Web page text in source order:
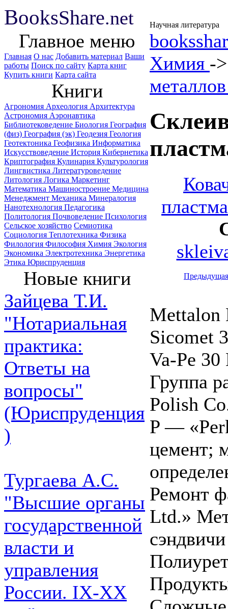
BooksShare.net Научная литература
Главное меню
Главная О нас Добавить материал Ваши
работы Поиск по сайту Карта книг
Купить книги Карта сайта
Книги
Агрономия Археология Архитектура
Астрономия Аэронавтика
Библиотековедение Биология География
(физ) География (эк) Геодезия Геология
Геотектоника Геофизика Информатика
Искусствоведение История Кибернетика
Криптография Кулинария Культурология
Лингвистика Литературоведение
Литология Логика Маркетинг
Математика Машиностроение Медицина
Менеджмент Механика Минералогия
Нанотехнология Педагогика
Политология Почвоведение Психология
Сельское хозяйство Семиотика
Социология Теплотехника Физика
Филология Философия Химия Экология
Экономика Электротехника Энергетика
Этика Юриспруденция
Новые книги
Зайцева Т.И.
"Нотариальная
практика:
Ответы на
вопросы"
(Юриспруденция
)
Тургаева А.С.
"Высшие органы
государственной
власти и
управления
России. IХ-ХХ
Химия -
Предыдущая
Mettalon
Sicomet
Va-Pe
Группа
Polish
P —
цемент;
Ремонт
Ltd.»
сэндвичи